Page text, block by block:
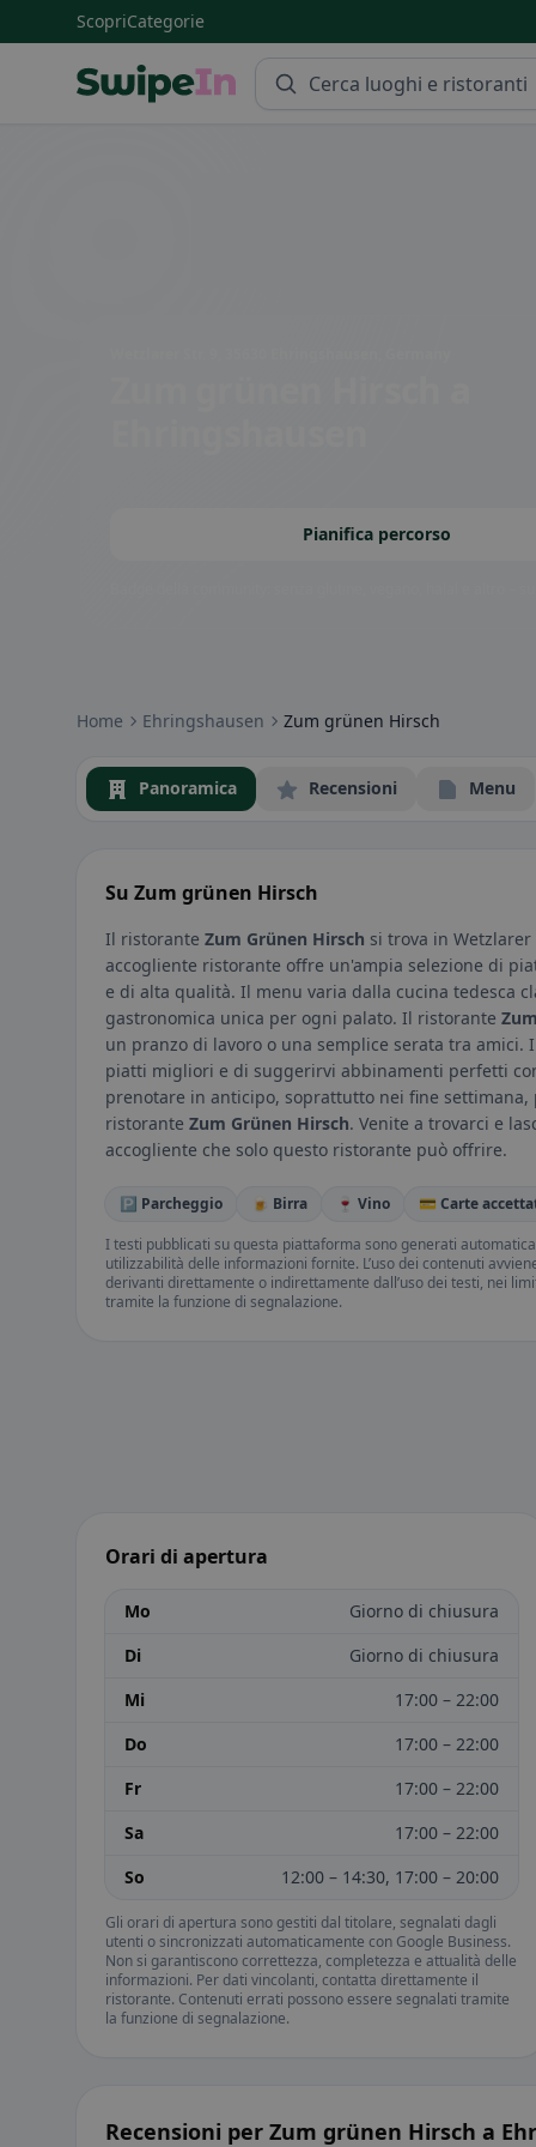
ScopriCategorie
Pianifica percorso
Home Ehringshausen Zum grünen Hirsch
Panoramica Recensioni Menu
Su Zum grünen Hirsch
Il ristorante Zum Grünen Hirsch si trova in
accogliente ristorante offre un'ampia selezione di
e di alta qualità. Il menu varia dalla cucina tedesca
gastronomica unica per ogni palato. Il ristorante
un pranzo di lavoro o una semplice serata tra
piatti migliori e di suggerirvi abbinamenti perfetti
prenotare in anticipo, soprattutto nei fine
ristorante Zum Grünen Hirsch. Venite a trovarci e
accogliente che solo questo ristorante può offrire.
🅿️ Parcheggio 🍺 Birra 🍷 Vino 💳 Carte
I testi pubblicati su questa piattaforma sono generati
utilizzabilità delle informazioni fornite. L’uso dei contenuti
derivanti direttamente o indirettamente dall’uso dei testi, nei
tramite la funzione di segnalazione.
Orari di apertura
Mo
Giorno di chiusura
Di
Giorno di chiusura
Mi
17:00 – 22:00
Do
17:00 – 22:00
Fr
17:00 – 22:00
Sa
17:00 – 22:00
So
12:00 – 14:30, 17:00 – 20:00
Gli orari di apertura sono gestiti dal titolare, segnalati dagli
utenti o sincronizzati automaticamente con Google Business.
Non si garantiscono correttezza, completezza e attualità delle
informazioni. Per dati vincolanti, contatta direttamente il
ristorante. Contenuti errati possono essere segnalati tramite
la funzione di segnalazione.
Recensioni per Zum grünen Hirsch a